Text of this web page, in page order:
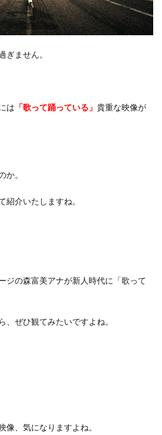
ぎません。
は 「歌って踊っている」 貴重な映像が
か。
紹介いたしますね。
ジの森富美アナが新人時代に「歌って
、ぜひ観てみたいですよね。
像、気になりますよね。